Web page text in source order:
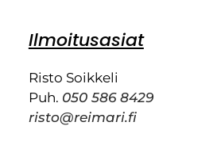
Ilmoitusasiat
Risto Soikkeli
Puh. 050 586 8429
risto@reimari.fi